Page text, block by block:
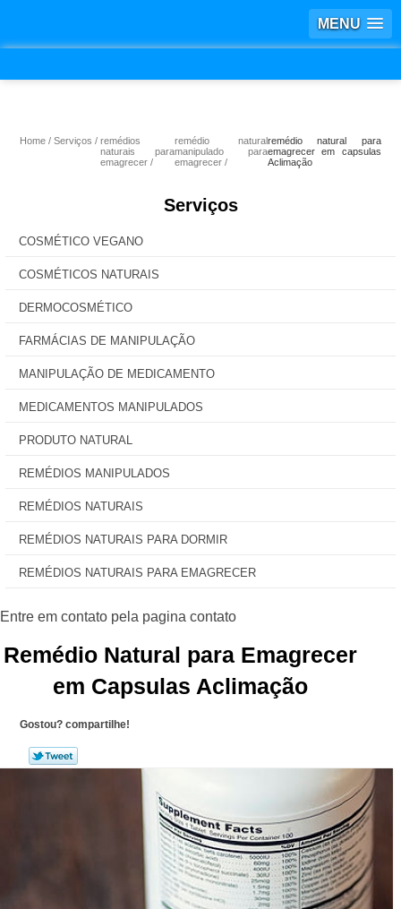
MENU
Home Serviços
remédios
naturais para
emagrecer
remédio natural
manipulado para
emagrecer
remédio natural para
emagrecer em capsulas
Aclimação
Serviços
COSMÉTICO VEGANO
COSMÉTICOS NATURAIS
DERMOCOSMÉTICO
FARMÁCIAS DE MANIPULAÇÃO
MANIPULAÇÃO DE MEDICAMENTO
MEDICAMENTOS MANIPULADOS
PRODUTO NATURAL
REMÉDIOS MANIPULADOS
REMÉDIOS NATURAIS
REMÉDIOS NATURAIS PARA DORMIR
REMÉDIOS NATURAIS PARA EMAGRECER
Remédio Natural para Emagrecer
em Capsulas Aclimação
Gostou? compartilhe!